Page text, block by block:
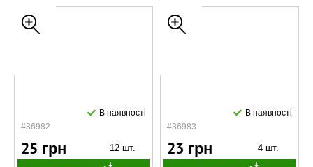
#36982
В наявності
25 грн 12 шт.
#36983
В наявності
23 грн 4 шт.